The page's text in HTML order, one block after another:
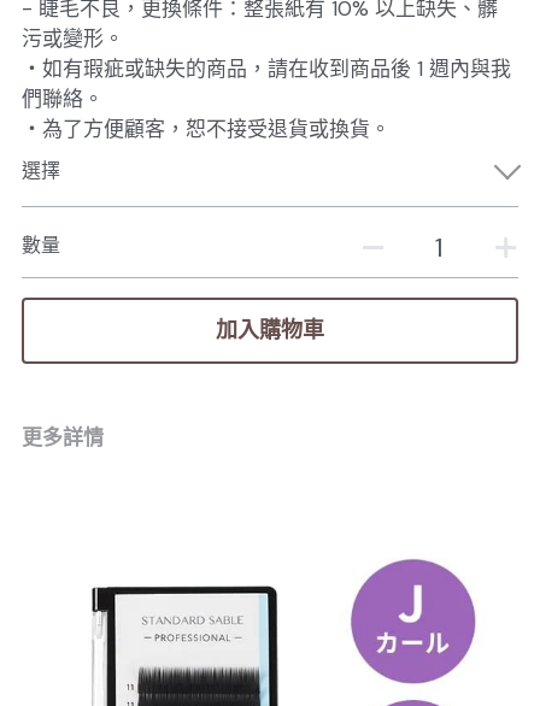
- 睫毛不良，更換條件：整張紙有 10% 以上缺失、髒
污或變形。
・如有瑕疵或缺失的商品，請在收到商品後 1 週內與我
們聯絡。
・為了方便顧客，恕不接受退貨或換貨。
選擇
數量
加入購物車
更多詳情